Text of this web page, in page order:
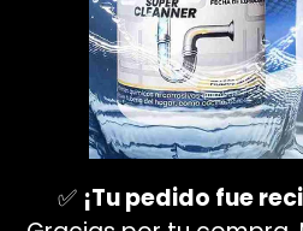
✅ ¡Tu pedido fue